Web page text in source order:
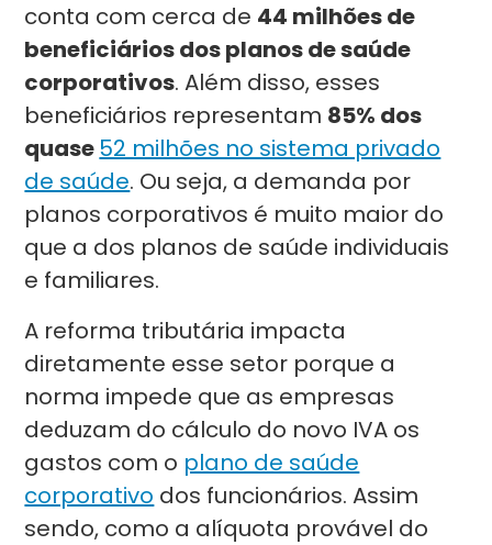
conta com cerca de 44 milhões de
beneficiários dos planos de saúde
corporativos. Além disso, esses
beneficiários representam 85% dos
quase52 milhões no sistema privado
de saúde. Ou seja, a demanda por
planos corporativos é muito maior do
que a dos planos de saúde individuais
e familiares.
A reforma tributária impacta
diretamente esse setor porque a
norma impede que as empresas
deduzam do cálculo do novo IVA os
gastos com o plano de saúde
corporativo dos funcionários. Assim
sendo, como a alíquota provável do